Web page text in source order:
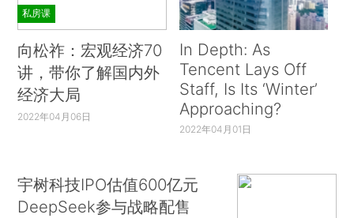
私房课
向松祚：宏观经济70
讲，带你了解国内外
经济大局
2022年04月06日
In Depth: As
Tencent Lays Off
Staff, Is Its ‘Winter’
Approaching?
2022年04月01日
宇树科技IPO估值600亿元
DeepSeek参与战略配售